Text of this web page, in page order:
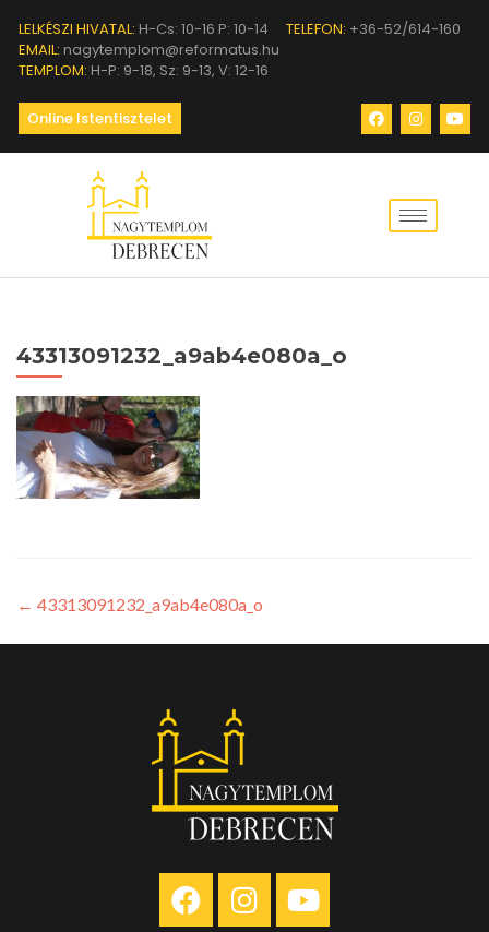
LELKÉSZI HIVATAL: H-Cs: 10-16 P: 10-14 TELEFON: +36-52/614-160
EMAIL: nagytemplom@reformatus.hu
TEMPLOM: H-P: 9-18, Sz: 9-13, V: 12-16
Online Istentisztelet
43313091232_a9ab4e080a_o
← 43313091232_a9ab4e080a_o